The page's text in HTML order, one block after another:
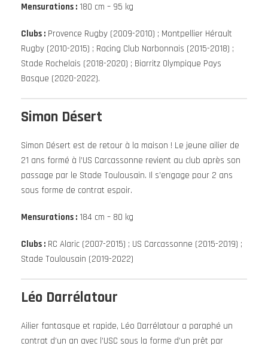
Mensurations : 180 cm – 95 kg
Clubs : Provence Rugby (2009-2010) ; Montpellier Hérault
Rugby (2010-2015) ; Racing Club Narbonnais (2015-2018) ;
Stade Rochelais (2018-2020) ; Biarritz Olympique Pays
Basque (2020-2022).
Simon Désert
Simon Désert est de retour à la maison ! Le jeune ailier de
21 ans formé à l’US Carcassonne revient au club après son
passage par le Stade Toulousain. Il s’engage pour 2 ans
sous forme de contrat espoir.
Mensurations : 184 cm – 80 kg
Clubs : RC Alaric (2007-2015) ; US Carcassonne (2015-2019) ;
Stade Toulousain (2019-2022)
Léo Darrélatour
Ailier fantasque et rapide, Léo Darrélatour a paraphé un
contrat d’un an avec l’USC sous la forme d’un prêt par